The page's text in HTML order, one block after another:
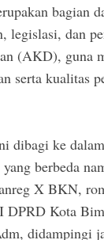
bagian
legislasi, dan
(AKD), guna
serta kualitas
dibagi ke
berbeda
X BKN,
DPRD Kota
didampingi